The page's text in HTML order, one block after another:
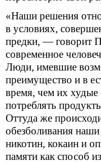
«Наши решения
в условиях,
предки, — говорит
современное
Люди, имевшие
преимущество и в
время, чем их худые
потреблять
Оттуда же
обезболивания
никотин, кокаин и
памяти как способ